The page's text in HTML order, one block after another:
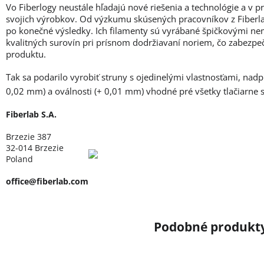
Vo Fiberlogy neustále hľadajú nové riešenia a technológie a v
svojich výrobkov. Od výzkumu skúsených pracovníkov z
po konečné výsledky. Ich filamenty sú vyrábané špičkovými
kvalitných surovín pri prísnom dodržiavaní noriem, čo
produktu.
Tak sa podarilo vyrobiť struny s ojedinelými vlastnosťami,
0,02 mm) a oválnosti (+ 0,01 mm) vhodné pré všetky tlačiarne
Fiberlab S.A.
Brzezie 387
32-014 Brzezie
Poland
office@fiberlab.com